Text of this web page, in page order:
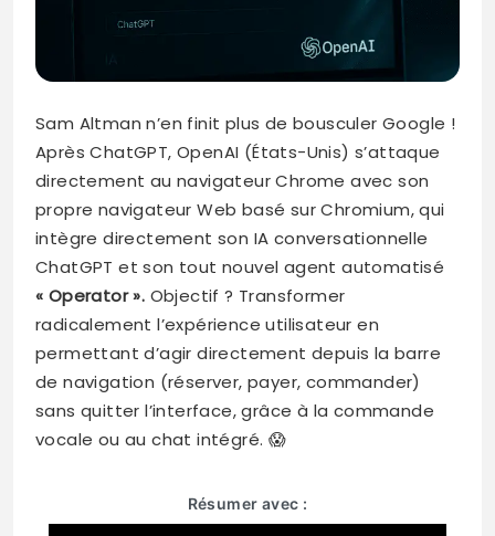
Sam Altman n’en finit plus de bousculer Google !
Après ChatGPT, OpenAI (États-Unis) s’attaque
directement au navigateur Chrome avec son
propre navigateur Web basé sur Chromium, qui
intègre directement son IA conversationnelle
ChatGPT et son tout nouvel agent automatisé
« Operator ». Objectif ? Transformer
radicalement l’expérience utilisateur en
permettant d’agir directement depuis la barre
de navigation (réserver, payer, commander)
sans quitter l’interface, grâce à la commande
vocale ou au chat intégré. 😱
Résumer avec :